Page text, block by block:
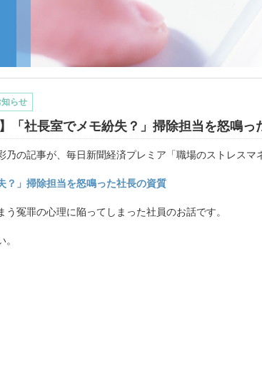
知らせ
】「社長室でメモ紛失？」掃除担当を怒鳴っ
乃の記事が、毎日新聞経済プレミア「職場のストレスマ
？」掃除担当を怒鳴った社長の資質
う冤罪の心理に陥ってしまった社員のお話です。